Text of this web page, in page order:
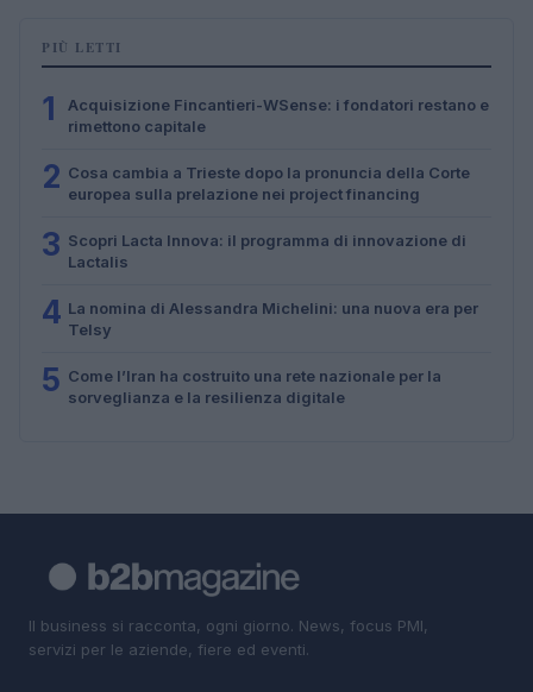
PIÙ LETTI
1
Acquisizione Fincantieri-WSense: i fondatori restano e
rimettono capitale
2 Cosa cambia a Trieste dopo la pronuncia della Corte
europea sulla prelazione nei project financing
3 Scopri Lacta Innova: il programma di innovazione di
Lactalis
4 La nomina di Alessandra Michelini: una nuova era per
Telsy
5 Come l’Iran ha costruito una rete nazionale per la
sorveglianza e la resilienza digitale
Il business si racconta, ogni giorno. News, focus PMI,
servizi per le aziende, fiere ed eventi.